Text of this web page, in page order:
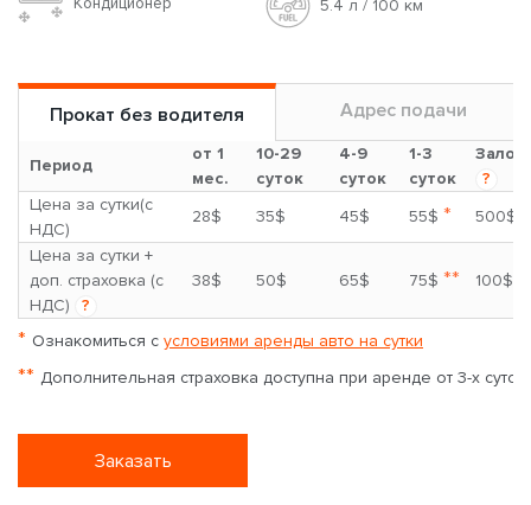
5.4 л / 100 км
Прокат без водителя Адрес подачи
Период
от 1
мес.
10-29
суток
4-9
суток
1-3
суток
Залог
?
Цена за сутки(с
НДС)
28$ 35$ 45$ 55$ *
500$
Цена за сутки +
доп. страховка (с
НДС)
?
38$ 50$ 65$ 75$ ** 100$
* Ознакомиться с условиями аренды авто на сутки
** Дополнительная страховка доступна при аренде от 3-х суток
Заказать